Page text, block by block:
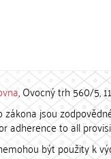
, Ovocný trh 560/5,
jsou
adherence to all
být použity k